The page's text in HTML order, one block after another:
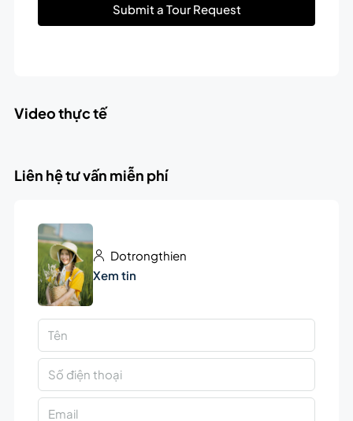
Submit a Tour Request
Video thực tế
Liên hệ tư vấn miễn phí
Dotrongthien
Xem tin